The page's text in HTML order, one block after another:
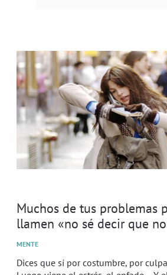
Muchos de tus problemas
llamen «no sé decir que
MENTE
Dices que sí por costumbre, por